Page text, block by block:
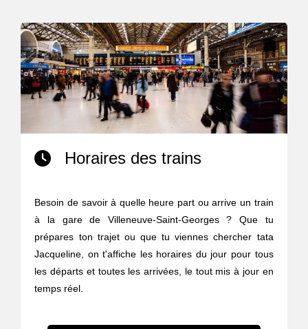
Horaires des trains
Besoin de savoir à quelle heure part ou arrive un train
à la gare de Villeneuve-Saint-Georges ? Que tu
prépares ton trajet ou que tu viennes chercher tata
Jacqueline, on t'affiche les horaires du jour pour tous
les départs et toutes les arrivées, le tout mis à jour en
temps réel.